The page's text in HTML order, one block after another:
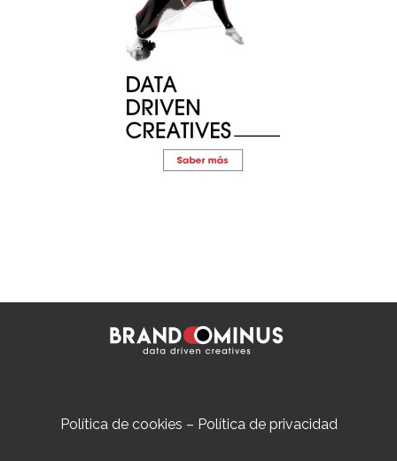
Política de cookies – Política de privacidad